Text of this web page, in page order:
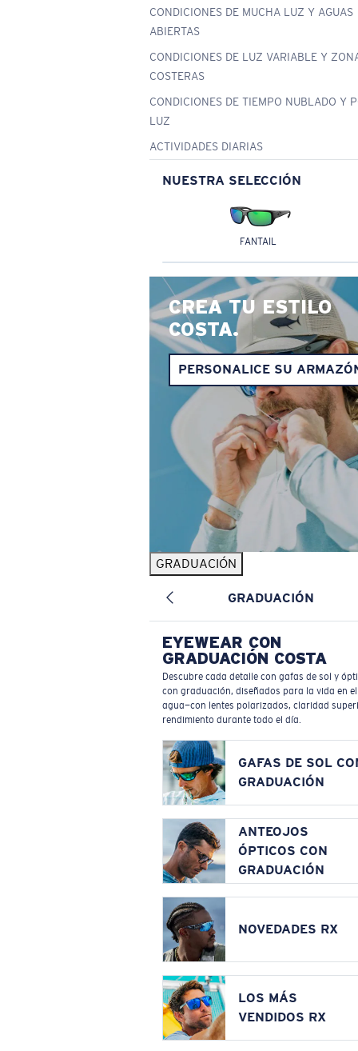
CONDICIONES DE MUCHA LUZ Y AGUAS
ABIERTAS
CONDICIONES DE LUZ VARIABLE Y
COSTERAS
CONDICIONES DE TIEMPO NUBLADO Y
LUZ
ACTIVIDADES DIARIAS
NUESTRA SELECCIÓN
FANTAIL
CREA TU ESTILO
COSTA.
PERSONALICE SU
GRADUACIÓN
GRADUACIÓN
EYEWEAR CON
GRADUACIÓN COSTA
Descubre cada detalle con gafas de sol y
con graduación, diseñados para la vida en el
agua—con lentes polarizados, claridad
rendimiento durante todo el día.
GAFAS DE SOL
GRADUACIÓN
ANTEOJOS
ÓPTICOS CON
GRADUACIÓN
NOVEDADES RX
LOS MÁS
VENDIDOS RX